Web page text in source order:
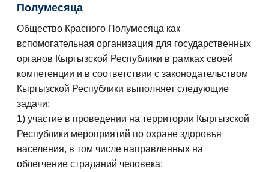
Полумесяца
Общество Красного Полумесяца как
вспомогательная организация для государственных
органов Кыргызской Республики в рамках своей
компетенции и в соответствии с законодательством
Кыргызской Республики выполняет следующие
задачи:
1) участие в проведении на территории Кыргызской
Республики мероприятий по охране здоровья
населения, в том числе направленных на
облегчение страданий человека;